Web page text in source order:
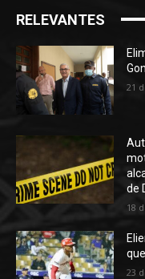
RELEVANTES
21
de
18
23